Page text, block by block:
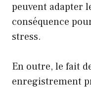
peuvent adapter
conséquence
stress.
En outre, le fait
enregistrement